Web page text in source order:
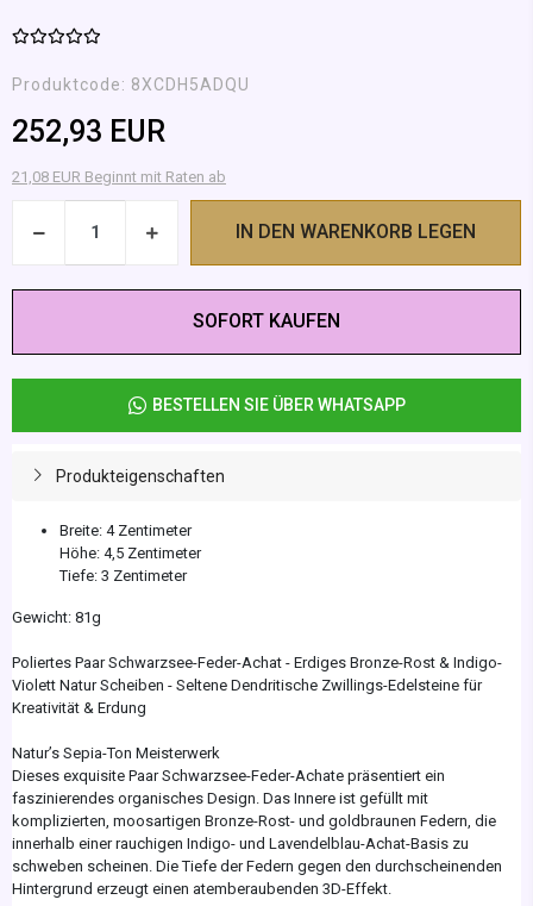
Produktcode: 8XCDH5ADQU
252,93 EUR
21,08 EUR Beginnt mit Raten ab
IN DEN WARENKORB LEGEN
SOFORT KAUFEN
BESTELLEN SIE ÜBER WHATSAPP
Produkteigenschaften
Breite: 4 Zentimeter
Höhe: 4,5 Zentimeter
Tiefe: 3 Zentimeter
Gewicht: 81g
Poliertes Paar Schwarzsee-Feder-Achat - Erdiges Bronze-Rost & Indigo-
Violett Natur Scheiben - Seltene Dendritische Zwillings-Edelsteine für
Kreativität & Erdung
Natur’s Sepia-Ton Meisterwerk
Dieses exquisite Paar Schwarzsee-Feder-Achate präsentiert ein
faszinierendes organisches Design. Das Innere ist gefüllt mit
komplizierten, moosartigen Bronze-Rost- und goldbraunen Federn, die
innerhalb einer rauchigen Indigo- und Lavendelblau-Achat-Basis zu
schweben scheinen. Die Tiefe der Federn gegen den durchscheinenden
Hintergrund erzeugt einen atemberaubenden 3D-Effekt.